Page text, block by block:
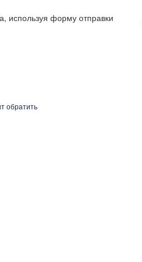
используя форму отправки
обратить